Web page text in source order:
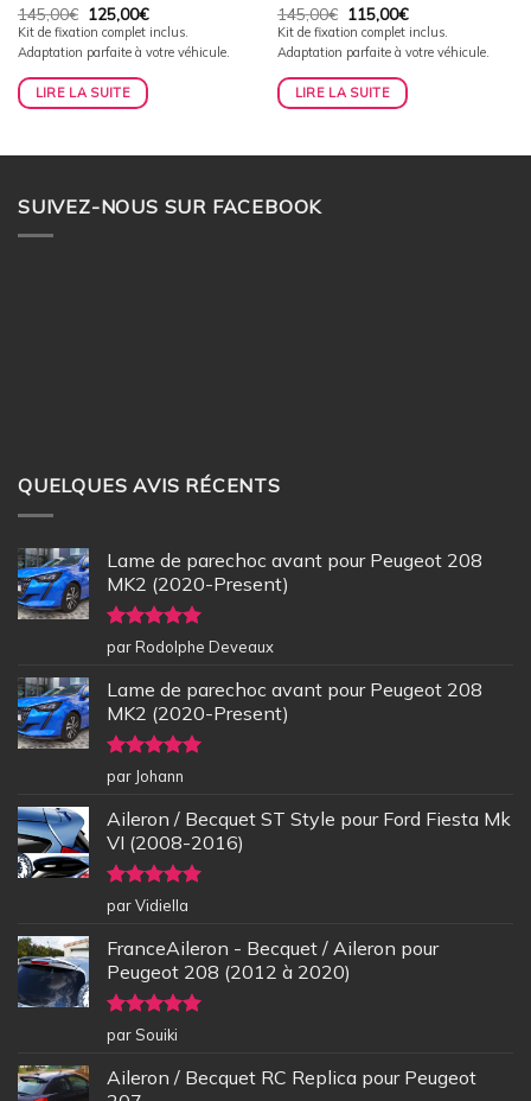
145,00€ Le
prix
initial
était :
145,00€.
125,00€Le
prix
actuel
est :
Kit de fixation complet inclus.
Adaptation parfaite à votre véhicule.
LIRE LA SUITE
145,00€ Le
prix
initial
était :
145,00€.
115,00€Le
prix
actuel
est :
Kit de fixation complet inclus.
Adaptation parfaite à votre véhicule.
LIRE LA SUITE
SUIVEZ-NOUS SUR FACEBOOK
QUELQUES AVIS RÉCENTS
Lame de parechoc avant pour Peugeot 208
MK2 (2020-Present)
Note5sur
5
par Rodolphe Deveaux
Lame de parechoc avant pour Peugeot 208
MK2 (2020-Present)
Note5sur
5
par Johann
Aileron / Becquet ST Style pour Ford Fiesta Mk
VI (2008-2016)
Note5sur
5
par Vidiella
FranceAileron - Becquet / Aileron pour
Peugeot 208 (2012 à 2020)
Note5sur
5
par Souiki
Aileron / Becquet RC Replica pour Peugeot